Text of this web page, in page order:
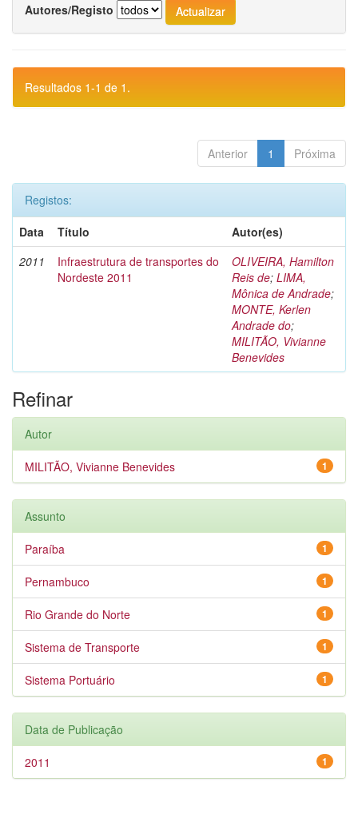
Autores/Registo
Resultados 1-1 de 1.
Anterior 1 Próxima
Registos:
Data
Título
Autor(es)
2011
Infraestrutura de transportes do
Nordeste 2011
OLIVEIRA, Hamilton
Reis de; LIMA,
Mônica de Andrade;
MONTE, Kerlen
Andrade do;
MILITÃO, Vivianne
Benevides
Refinar
Autor
1
MILITÃO, Vivianne Benevides
Assunto
1
Paraíba
1
Pernambuco
1
Rio Grande do Norte
1
Sistema de Transporte
1
Sistema Portuário
Data de Publicação
1
2011